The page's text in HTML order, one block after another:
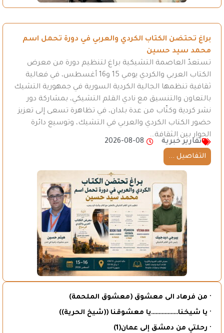
براغ تحتضن الكتاب الكردي والعربي في دورة تحمل اسم
محمد سيد حسين
تستعدّ العاصمة التشيكية براغ لتنظيم دورة من معرض
الكتاب العربي والكردي يومي 15 و16 أغسطس، في فعالية
ثقافية تنظمها الجالية الكردية السورية في جمهورية التشيك
بالتعاون والتنسيق مع نادي القلم التشيكي، بمشاركة دور
نشر كردية وكتّاب من عدة بلدان، في تظاهرة تسعى إلى تعزيز
حضور الكتاب الكردي والعربي في التشيك، وتوسيع دائرة
الحوار بين الثقافة…
تقارير خبرية
2026-08-08
التفاصيل ...
· من فرهاد الى معشوق (معشوق الملحمة)
· يا شيخنا………………يا معشوقنا ((شيخ الحرية))
· رحلتي من دمشق إلى عمان(1)